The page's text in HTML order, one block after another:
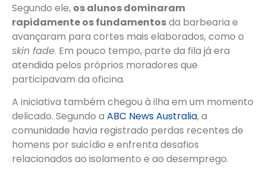
Segundo ele, os alunos dominaram
rapidamente os fundamentosda barbearia e
avançaram para cortes mais elaborados, como o
skin fade. Em pouco tempo, parte da fila já era
atendida pelos próprios moradores que
participavam da oficina.
A iniciativa também chegou à ilha em um momento
delicado. Segundo a ABC News Australia, a
comunidade havia registrado perdas recentes de
homens por suicídio e enfrenta desafios
relacionados ao isolamento e ao desemprego.